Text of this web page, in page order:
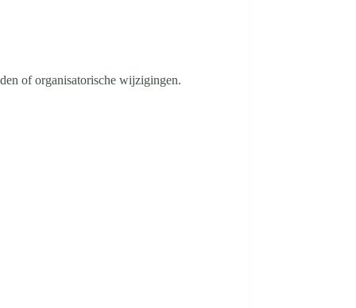
of organisatorische wijzigingen.